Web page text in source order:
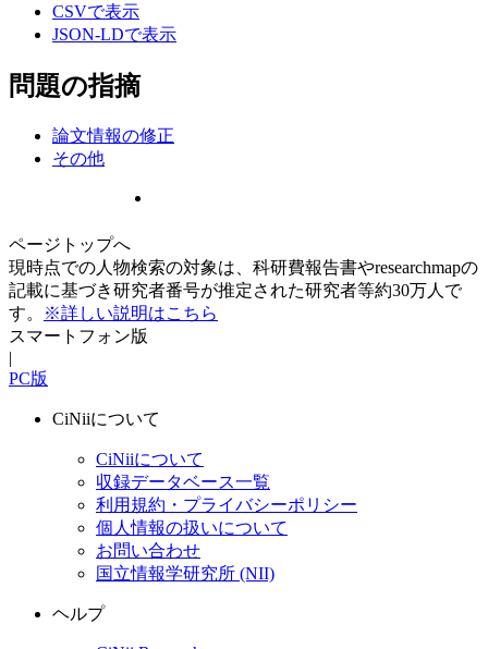
CSVで表示
JSON-LDで表示
問題の指摘
論文情報の修正
その他
ページトップへ
現時点での人物検索の対象は、科研費報告書やresearchmapの
記載に基づき研究者番号が推定された研究者等約30万人で
す。
※詳しい説明はこちら
スマートフォン版
|
PC版
CiNiiについて
CiNiiについて
収録データベース一覧
利用規約・プライバシーポリシー
個人情報の扱いについて
お問い合わせ
国立情報学研究所 (NII)
ヘルプ